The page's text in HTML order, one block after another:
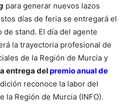
para generar nuevos lazos
días de feria se entregará el
stand. El día del agente
la trayectoria profesional de
de la Región de Murcia y
entrega delpremio anual de
reconoce la labor del
la Región de Murcia (INFO).